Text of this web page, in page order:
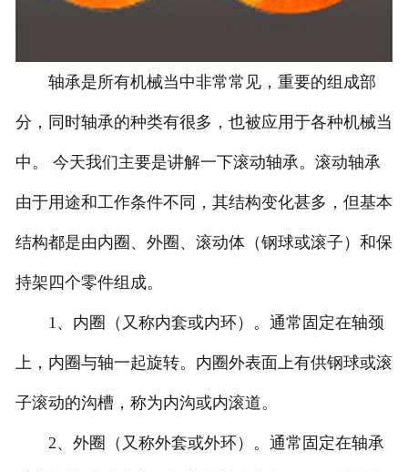
轴承是所有机械当中非常常见，重要的组成部
分，同时轴承的种类有很多，也被应用于各种机械当
中。 今天我们主要是讲解一下滚动轴承。滚动轴承
由于用途和工作条件不同，其结构变化甚多，但基本
结构都是由内圈、外圈、滚动体（钢球或滚子）和保
持架四个零件组成。
1、内圈（又称内套或内环）。通常固定在轴颈
上，内圈与轴一起旋转。内圈外表面上有供钢球或滚
子滚动的沟槽，称为内沟或内滚道。
2、外圈（又称外套或外环）。通常固定在轴承